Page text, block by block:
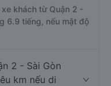
khách từ Quận 2 -
6.9 tiếng, nếu mật độ
2 - Sài Gòn
km nếu di